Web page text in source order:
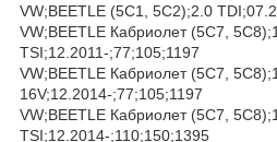
VW;BEETLE (5C1, 5C2);2.0
VW;BEETLE Кабриолет (5C7,
TSI;12.2011-;77;105;1197
VW;BEETLE Кабриолет (5C7,
16V;12.2014-;77;105;1197
VW;BEETLE Кабриолет (5C7,
TSI;12.2014-;110;150;1395